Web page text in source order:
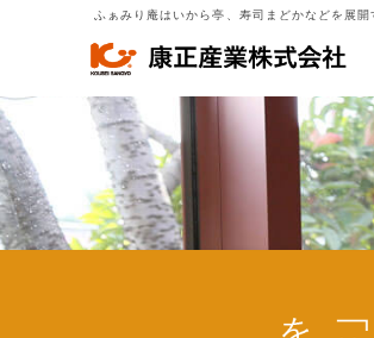
ふぁみり庵はいから亭、寿司まどかなどを展開